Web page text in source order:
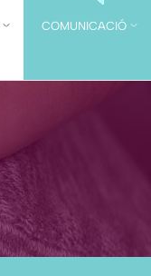
COMUNICACIÓ